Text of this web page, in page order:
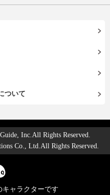
ついて
Inc.All Rights Reserved.
Co., Ltd.All Rights Reserved.
キャラクターです